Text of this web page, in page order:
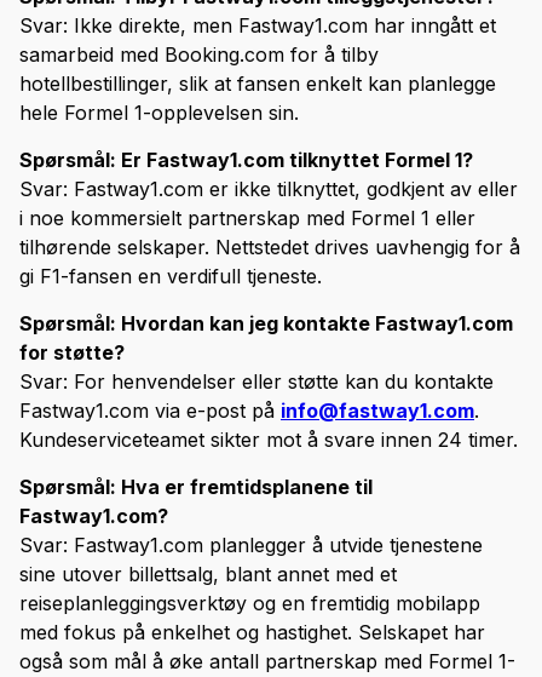
Svar: Ikke direkte, men Fastway1.com har inngått et
samarbeid med Booking.com for å tilby
hotellbestillinger, slik at fansen enkelt kan planlegge
hele Formel 1-opplevelsen sin.
Spørsmål: Er Fastway1.com tilknyttet Formel 1?
Svar: Fastway1.com er ikke tilknyttet, godkjent av eller
i noe kommersielt partnerskap med Formel 1 eller
tilhørende selskaper. Nettstedet drives uavhengig for å
gi F1-fansen en verdifull tjeneste.
Spørsmål: Hvordan kan jeg kontakte Fastway1.com
for støtte?
Svar: For henvendelser eller støtte kan du kontakte
Fastway1.com via e-post på info@fastway1.com.
Kundeserviceteamet sikter mot å svare innen 24 timer.
Spørsmål: Hva er fremtidsplanene til
Fastway1.com?
Svar: Fastway1.com planlegger å utvide tjenestene
sine utover billettsalg, blant annet med et
reiseplanleggingsverktøy og en fremtidig mobilapp
med fokus på enkelhet og hastighet. Selskapet har
også som mål å øke antall partnerskap med Formel 1-